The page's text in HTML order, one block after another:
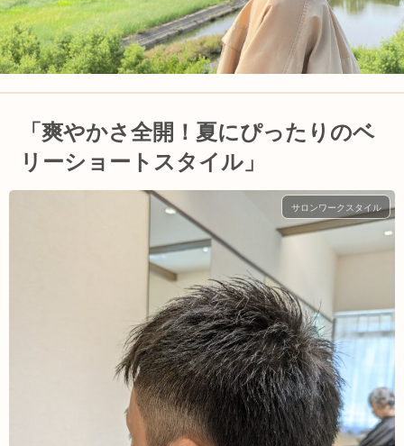
「爽やかさ全開！夏にぴったりのベ
リーショートスタイル」
サロンワークスタイル